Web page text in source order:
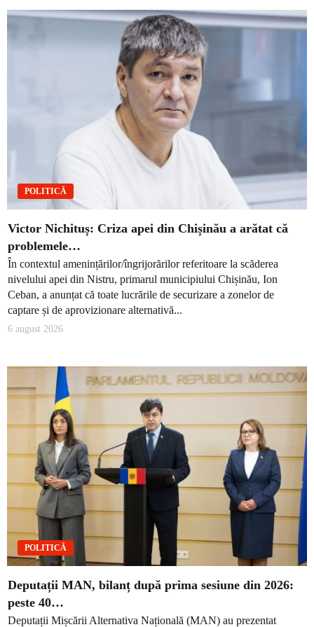
POLITICĂ
Victor Nichituș: Criza apei din Chișinău a arătat că
problemele…
În contextul amenințărilor/îngrijorărilor referitoare la scăderea
nivelului apei din Nistru, primarul municipiului Chișinău, Ion
Ceban, a anunțat că toate lucrările de securizare a zonelor de
captare și de aprovizionare alternativă...
6 august 2026
POLITICĂ
Deputații MAN, bilanț după prima sesiune din 2026:
peste 40…
Deputații Mișcării Alternativa Națională (MAN) au prezentat